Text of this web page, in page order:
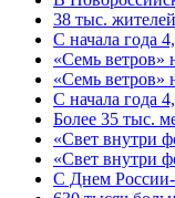
38 тыс.
С начала года
«Семь ветров»
«Семь ветров»
С начала года
Более 35 тыс.
«Свет внутри
«Свет внутри
C Днем